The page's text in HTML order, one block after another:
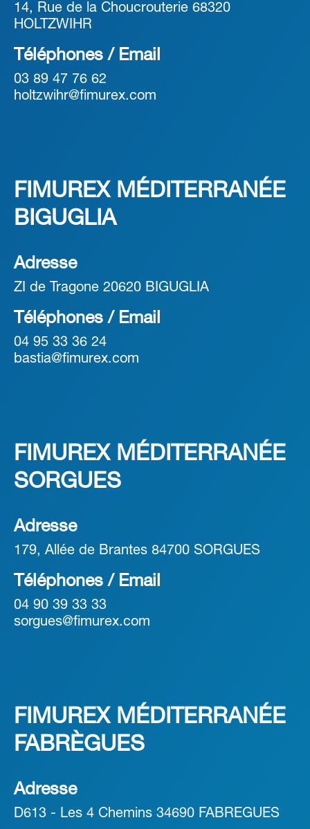
14, Rue de la Choucrouterie 68320
HOLTZWIHR
Téléphones / Email
03 89 47 76 62
holtzwihr@fimurex.com
FIMUREX MÉDITERRANÉE
BIGUGLIA
Adresse
ZI de Tragone 20620 BIGUGLIA
Téléphones / Email
04 95 33 36 24
bastia@fimurex.com
FIMUREX MÉDITERRANÉE
SORGUES
Adresse
179, Allée de Brantes 84700 SORGUES
Téléphones / Email
04 90 39 33 33
sorgues@fimurex.com
FIMUREX MÉDITERRANÉE
FABRÈGUES
Adresse
D613 - Les 4 Chemins 34690 FABREGUES